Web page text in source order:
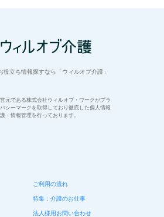
役立ち情報探すなら「ウィルオブ介護」
元である株式会社ウィルオブ・ワークがプラ
シーマークを取得しており徹底した個人情報
・情報管理を行っております。
ご利用の流れ
特集：介護のお仕事
法人様用お問い合わせ